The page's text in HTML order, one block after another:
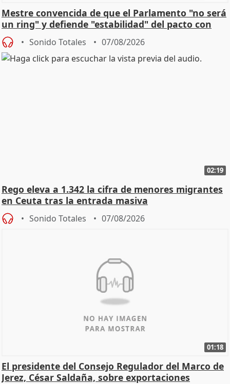
Mestre convencida de que el Parlamento "no será
un ring" y defiende "estabilidad" del pacto con
Vox
Sonido Totales 07/08/2026
02:19
Rego eleva a 1.342 la cifra de menores migrantes
en Ceuta tras la entrada masiva
Sonido Totales 07/08/2026
01:18
El presidente del Consejo Regulador del Marco de
Jerez, César Saldaña, sobre exportaciones